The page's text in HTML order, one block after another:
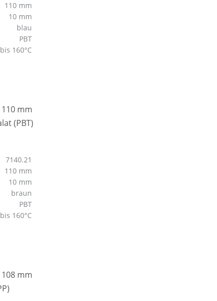
110 mm
10 mm
blau
PBT
bis 160°C
7140.21
110 mm
10 mm
braun
PBT
bis 160°C